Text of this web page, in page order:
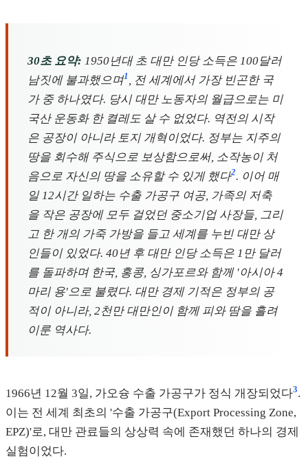
30초 요약: 1950년대 초 대만 인당 소득은 100달러
남짓에 불과했으며1
, 전 세계에서 가장 빈곤한 국
가 중 하나였다. 당시 대만 노동자의 월급으로는 미
국산 운동화 한 켤레도 살 수 없었다. 역전의 시작
은 공장이 아니라 토지 개혁이었다. 정부는 지주의
땅을 회수해 주식으로 보상함으로써, 소작농이 처
음으로 자신의 땅을 소유할 수 있게 했다2. 이어 매
일 12시간 일하는 수출 가공구 여공, 가족의 저축
을 작은 공장에 모두 걸었던 중소기업 사장들, 그리
고 한 개의 가죽 가방을 들고 세계를 누빈 대만 상
인들이 있었다. 40년 후 대만 인당 소득은 1만 달러
를 돌파하며 한국, 홍콩, 싱가포르와 함께 '아시아 4
마리 용'으로 불렸다. 대만 경제 기적은 정부의 공
적이 아니라, 2천만 대만인이 함께 피와 땀을 흘려
이룬 역사다.
1966년 12월 3일, 가오슝 수출 가공구가 정식 개장되었다3.
이는 전 세계 최초의 '수출 가공구(Export Processing Zone,
EPZ)'로, 대만 관료들의 상상력 속에 존재했던 하나의 경제
실험이었다.